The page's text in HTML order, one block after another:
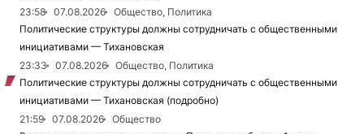
23:58
07.08.2026
Общество, Политика
Политические структуры должны сотрудничать с общественными
инициативами — Тихановская
23:33
07.08.2026
Общество, Политика
Политические структуры должны сотрудничать с общественными
инициативами — Тихановская (подробно)
21:59
07.08.2026
Общество